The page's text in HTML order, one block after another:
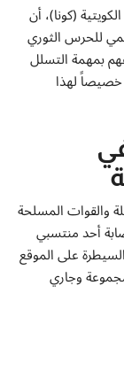
(كونا)، أن
للحرس الثوري
بمهمة التسلل
خصيصاً لهذا
والقوات المسلحة
أحد منتسبي
على الموقع
المجموعة وجاري